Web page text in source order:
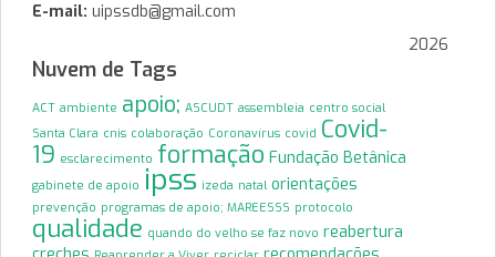
E-mail: uipssdb@gmail.com
Nuvem de Tags
ACT ambiente apoio; ASCUDT assembleia centro social
Santa Clara cnis colaboração Coronavírus covid Covid-
19 esclarecimento formação Fundação Betânica
gabinete de apoio ipss izeda natal orientações
prevenção programas de apoio; MAREESSS protocolo
qualidade quando do velho se faz novo reabertura
2026